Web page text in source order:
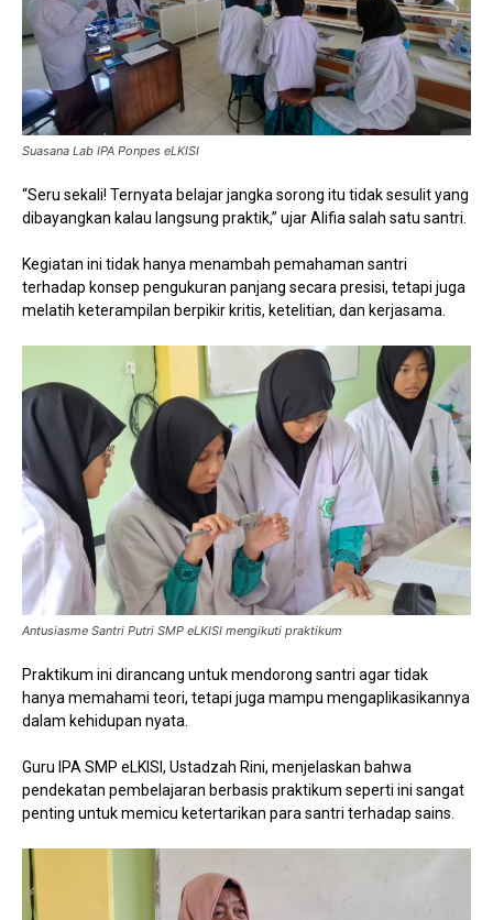
Suasana Lab IPA Ponpes eLKISI
“Seru sekali! Ternyata belajar jangka sorong itu tidak sesulit yang
dibayangkan kalau langsung praktik,” ujar Alifia salah satu santri.
Kegiatan ini tidak hanya menambah pemahaman santri
terhadap konsep pengukuran panjang secara presisi, tetapi juga
melatih keterampilan berpikir kritis, ketelitian, dan kerjasama.
Antusiasme Santri Putri SMP eLKISI mengikuti praktikum
Praktikum ini dirancang untuk mendorong santri agar tidak
hanya memahami teori, tetapi juga mampu mengaplikasikannya
dalam kehidupan nyata.
Guru IPA SMP eLKISI, Ustadzah Rini, menjelaskan bahwa
pendekatan pembelajaran berbasis praktikum seperti ini sangat
penting untuk memicu ketertarikan para santri terhadap sains.